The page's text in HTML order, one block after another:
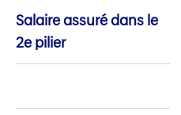
Salaire assuré dans le
2e pilier